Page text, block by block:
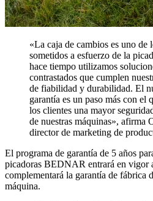
«La caja de cambios es uno de
sometidos a esfuerzo de la
hace tiempo utilizamos
contrastados que cumplen
de fiabilidad y durabilidad. El
garantía es un paso más con el
los clientes una mayor
de nuestras máquinas», afirma
director de marketing de
El programa de garantía de 5 años
picadoras BEDNAR entrará en vigor
complementará la garantía de fábrica
máquina.